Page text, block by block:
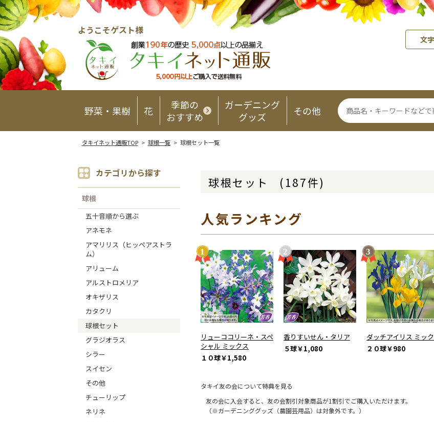
ようこそゲスト様
文
野菜・果樹 花
季節の
おすすめ
ガーデニング
グッズ
その他
タキイネット通販TOP> 球根一覧> 球根セット一覧
カテゴリから探す
球根
五十音順から選ぶ
アネモネ
アマリリス（ヒッペアストラ
ム）
アリューム
アルストロメリア
オキザリス
カタクリ
球根セット
グラジオラス
シラー
スイセン
その他
チューリップ
ネリネ
球根セット (187件)
人気ランキング
リューココリーネ・スペ
シャル ミックス
１０球￥1,580
香りすいせん・タリア
５球￥1,080
ダッチアイリス ミッ
２０球￥980
タキイ友の会について特典を見る
友の会に入会すると、友の会割引対象商品が1割引でご購入いただけます。
（※ガーデニンググッズ（農園芸用品）は対象外です。）